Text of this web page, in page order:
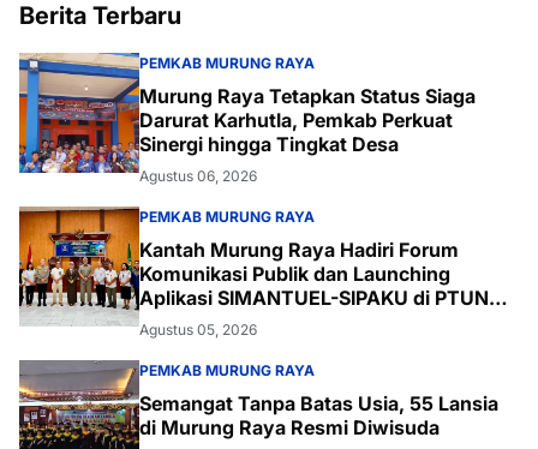
Berita Terbaru
PEMKAB MURUNG RAYA
Murung Raya Tetapkan Status Siaga
Darurat Karhutla, Pemkab Perkuat
Sinergi hingga Tingkat Desa
Agustus 06, 2026
PEMKAB MURUNG RAYA
Kantah Murung Raya Hadiri Forum
Komunikasi Publik dan Launching
Aplikasi SIMANTUEL-SIPAKU di PTUN
Palangka Raya
Agustus 05, 2026
PEMKAB MURUNG RAYA
Semangat Tanpa Batas Usia, 55 Lansia
di Murung Raya Resmi Diwisuda